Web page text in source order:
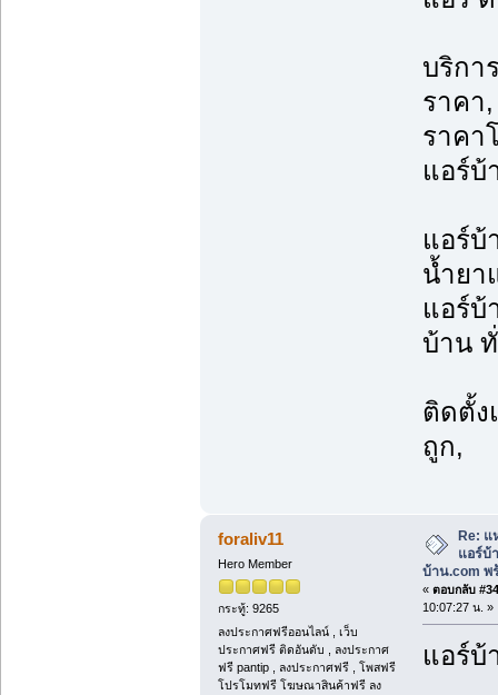
บริกา
ราคา
ราคา
แอร์บ้
แอร์บ้
น้ำยา
แอร์บ้
บ้าน
ติดตั้ง
ถูก,
foraliv11
Hero Member
กระทู้: 9265
ลงประกาศฟรีออนไลน์ , เว็บ
ประกาศฟรี ติดอันดับ , ลงประกาศ
ฟรี pantip , ลงประกาศฟรี , โพสฟรี
โปรโมทฟรี โฆษณาสินค้าฟรี ลง
Re: แ
แอร์บ้
บ้าน.com พ
« ตอบกลับ
10:07:27 น. »
แอร์บ้